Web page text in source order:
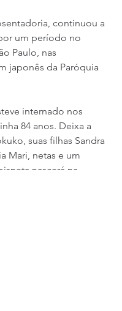
continuou a
um período no
Paulo, nas
japonês da Paróquia
internado nos
84 anos. Deixa a
suas filhas Sandra
Mari, netas e um
nascerá na